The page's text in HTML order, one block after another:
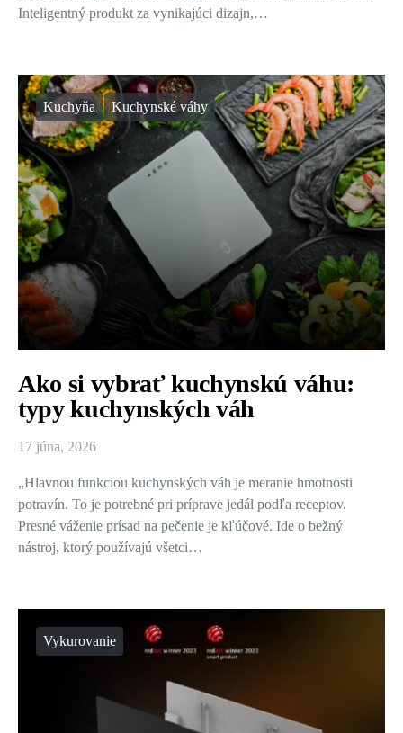
Inteligentný produkt za vynikajúci dizajn,…
Kuchyňa Kuchynské váhy
Ako si vybrať kuchynskú váhu:
typy kuchynských váh
17 júna, 2026
„Hlavnou funkciou kuchynských váh je meranie hmotnosti
potravín. To je potrebné pri príprave jedál podľa receptov.
Presné váženie prísad na pečenie je kľúčové. Ide o bežný
nástroj, ktorý používajú všetci…
Vykurovanie